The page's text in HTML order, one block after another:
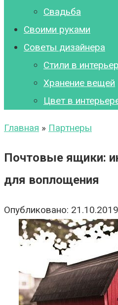
Свадьба
Своими руками
Советы дизайнера
Стили в
Хранение вещей
Цвет в
Главная » Партнеры
Почтовые ящики:
для воплощения
Опубликовано: 21.10.2019